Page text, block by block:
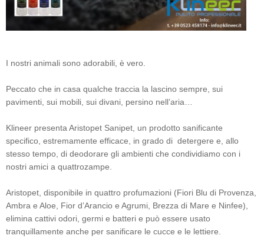
I nostri animali sono adorabili, è vero.
Peccato che in casa qualche traccia la lascino sempre, sui
pavimenti, sui mobili, sui divani, persino nell’aria…
Klineer presenta Aristopet Sanipet, un prodotto sanificante
specifico, estremamente efficace, in grado di detergere e, allo
stesso tempo, di deodorare gli ambienti che condividiamo con i
nostri amici a quattrozampe.
Aristopet, disponibile in quattro profumazioni (Fiori Blu di Provenza,
Ambra e Aloe, Fior d’Arancio e Agrumi, Brezza di Mare e Ninfee),
elimina cattivi odori, germi e batteri e può essere usato
tranquillamente anche per sanificare le cucce e le lettiere.